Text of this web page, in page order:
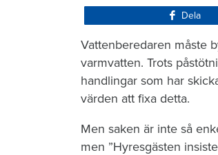
Dela
Vattenberedaren måste
varmvatten. Trots
handlingar som har
värden att fixa detta.
Men saken är inte så
men ”Hyresgästen